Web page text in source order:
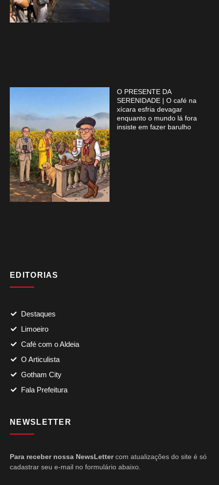
O PRESENTE DA
SERENIDADE | O café na
xícara esfria devagar
enquanto o mundo lá fora
insiste em fazer barulho
EDITORIAS
Destaques
Limoeiro
Café com o Aldeia
O Articulista
Gotham City
Fala Prefeitura
NEWSLETTER
Para receber nossa NewsLettercom atualizações do site é só
cadastrar seu e-mail no formulário abaixo.